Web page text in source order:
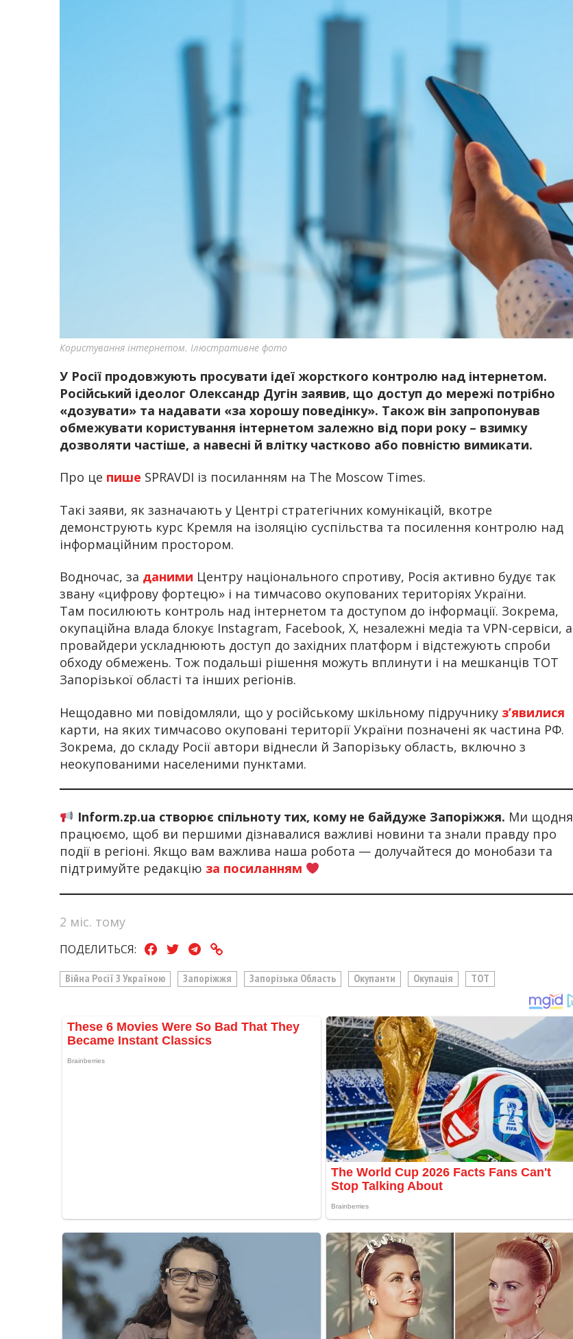
Користування інтернетом. Ілюстративне фото
У Росії продовжують просувати ідеї жорсткого контролю над інтернетом.
Російський ідеолог Олександр Дугін заявив, що доступ до мережі потрібно
«дозувати» та надавати «за хорошу поведінку». Також він запропонував
обмежувати користування інтернетом залежно від пори року – взимку
дозволяти частіше, а навесні й влітку частково або повністю вимикати.
Про це пише SPRAVDI із посиланням на The Moscow Times.
Такі заяви, як зазначають у Центрі стратегічних комунікацій, вкотре
демонструють курс Кремля на ізоляцію суспільства та посилення контролю над
інформаційним простором.
Водночас, за даними Центру національного спротиву, Росія активно будує так
звану «цифрову фортецю» і на тимчасово окупованих територіях України.
Там посилюють контроль над інтернетом та доступом до інформації. Зокрема,
окупаційна влада блокує Instagram, Facebook, X, незалежні медіа та VPN-сервіси, а
провайдери ускладнюють доступ до західних платформ і відстежують спроби
обходу обмежень. Тож подальші рішення можуть вплинути і на мешканців ТОТ
Запорізької області та інших регіонів.
Нещодавно ми повідомляли, що у російському шкільному підручнику з’явилися
карти, на яких тимчасово окуповані території України позначені як частина РФ.
Зокрема, до складу Росії автори віднесли й Запорізьку область, включно з
неокупованими населеними пунктами.
Inform.zp.ua створює спільноту тих, кому не байдуже Запоріжжя. Ми щодня
працюємо, щоб ви першими дізнавалися важливі новини та знали правду про
події в регіоні. Якщо вам важлива наша робота — долучайтеся до монобази та
підтримуйте редакцію за посиланням
2 міс. тому
ПОДЕЛИТЬСЯ:
Війна Росії З Україною Запоріжжя Запорізька Область Окупанти Окупація ТОТ